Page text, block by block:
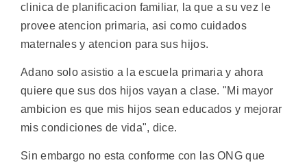
clinica de planificacion familiar, la que a su vez le
provee atencion primaria, asi como cuidados
maternales y atencion para sus hijos.
Adano solo asistio a la escuela primaria y ahora
quiere que sus dos hijos vayan a clase. "Mi mayor
ambicion es que mis hijos sean educados y mejorar
mis condiciones de vida", dice.
Sin embargo no esta conforme con las ONG que